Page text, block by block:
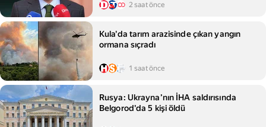
2 saat önce
Kula'da tarım arazisinde çıkan yangın
ormana sıçradı
1 saat önce
Rusya: Ukrayna’nın İHA saldırısında
Belgorod'da 5 kişi öldü